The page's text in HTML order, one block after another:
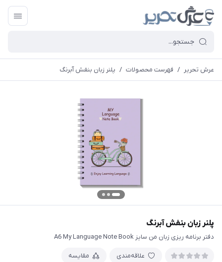
عرش تحریر / فهرست محصولات / پلنر زبان بنفش آبرنگ
پلنر زبان بنفش آبرنگ
دفتر برنامه ریزی زبان من سایز A6 My Language Note Book
علاقه‌مندی مقایسه